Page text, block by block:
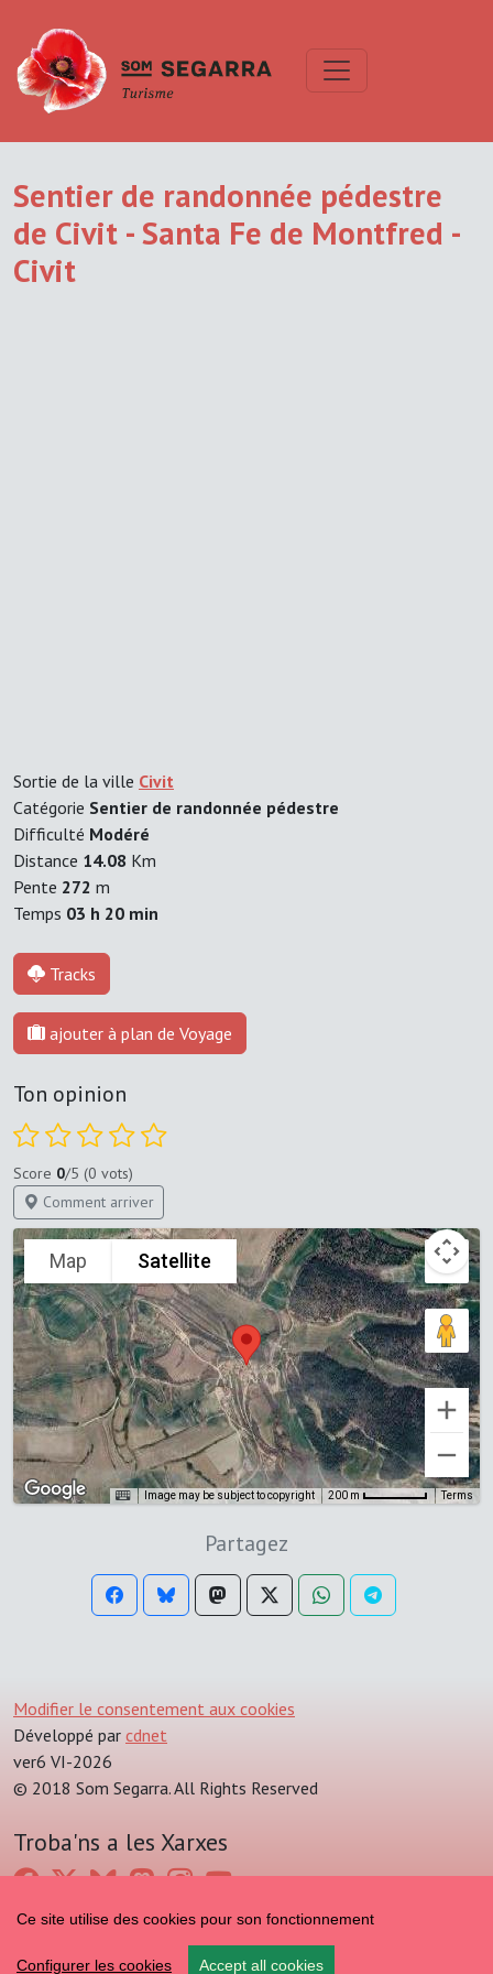
Ce site utilise des cookies pour son fonctionnement
Configurer les cookies Accept all cookies
Sentier de randonnée pédestre
de Civit - Santa Fe de Montfred -
Civit
Sortie de la ville Civit
Catégorie Sentier de randonnée pédestre
Difficulté Modéré
Distance 14.08 Km
Pente 272 m
Temps 03 h 20 min
Tracks
ajouter à plan de Voyage
Ton opinion
Score 0/5 (0 vots)
Comment arriver
Map Satellite
Image may be subject to copyright 200 m Terms
Partagez
Modifier le consentement aux cookies
Développé par cdnet
ver6 VI-2026
© 2018 Som Segarra. All Rights Reserved
Troba'ns a les Xarxes